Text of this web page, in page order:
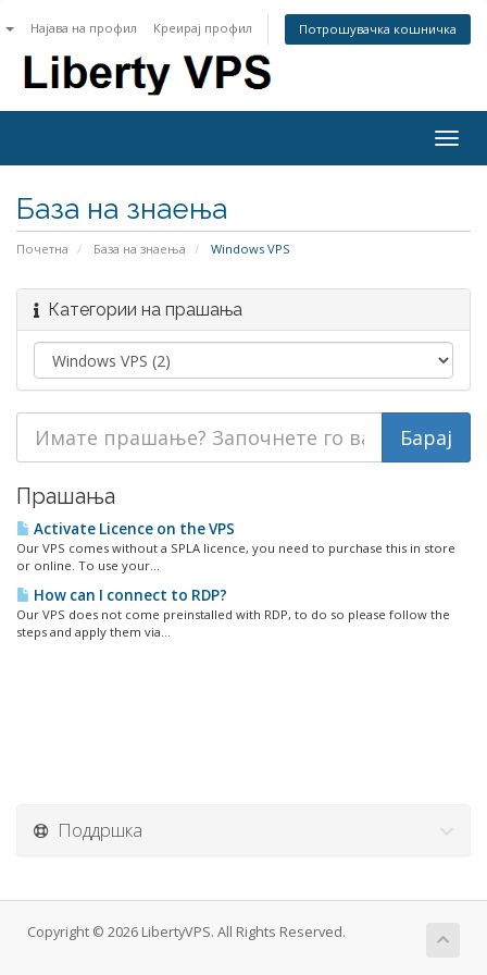
Најава на профил Креирај профил Потрошувачка кошничка
База на знаења
Почетна База на знаења Windows VPS
Категории на прашања
Прашања
Activate Licence on the VPS
Our VPS comes without a SPLA licence, you need to purchase this in store
or online. To use your...
How can I connect to RDP?
Our VPS does not come preinstalled with RDP, to do so please follow the
steps and apply them via...
Поддршка
Copyright © 2026 LibertyVPS. All Rights Reserved.